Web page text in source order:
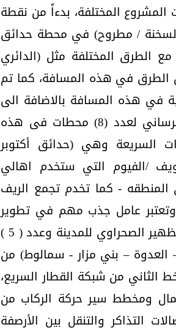
المشروع المختلفة، بدءاً من نقطة
(السخنة / مطروح) في محطة حدائق
الطرق المختلفة مثل (الدائري
الطرق في هذه المسافة، كما تم
في هذه المسافة بالاضافة الى
المرور وتفقد ومتابعة معدلات تنفيذ الهيكل الخرساني لعدد (8) محطات فى هذه
محطات للقطارات السريعة وهي (حدائق أكتوبر
/الفيوم التي ستخدم اهالي
المنطقه - كما تخدم تجمع الريف
وتعتبر عامل جذب مهم في تطوير
المنطقه والاستثمارات المتوقعه بمدينة المنيا والظهير الصحراوي للمدينة وعدد ( 5 )
– بني مزار - سمالوط) من
الثاني من شبكة القطار السريع،
ومخطط سير حركة الركاب من
التذاكر والتنقل بين الأرصفة